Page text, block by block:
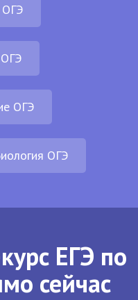
ОГЭ
ОГЭ
ОГЭ
ЕГЭ по
сейчас